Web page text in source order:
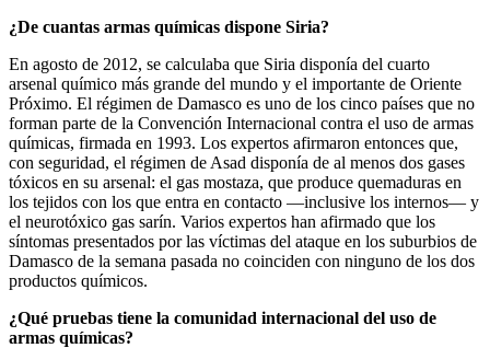
¿De cuantas armas químicas dispone Siria?
En agosto de 2012, se calculaba que Siria disponía del cuarto
arsenal químico más grande del mundo y el importante de Oriente
Próximo. El régimen de Damasco es uno de los cinco países que no
forman parte de la Convención Internacional contra el uso de armas
químicas, firmada en 1993. Los expertos afirmaron entonces que,
con seguridad, el régimen de Asad disponía de al menos dos gases
tóxicos en su arsenal: el gas mostaza, que produce quemaduras en
los tejidos con los que entra en contacto —inclusive los internos— y
el neurotóxico gas sarín. Varios expertos han afirmado que los
síntomas presentados por las víctimas del ataque en los suburbios de
Damasco de la semana pasada no coinciden con ninguno de los dos
productos químicos.
¿Qué pruebas tiene la comunidad internacional del uso de
armas químicas?